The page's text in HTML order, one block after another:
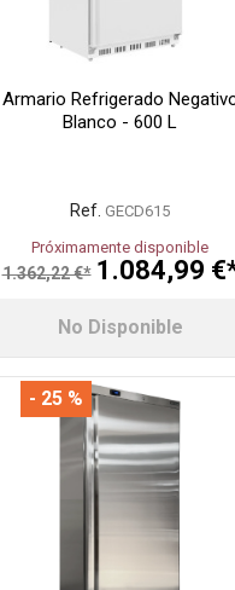
Armario Refrigerado
Blanco - 600 L
Ref. GECD615
Próximamente disponible
1.362,22 €* 1.084,99
No Disponible
- 25 %